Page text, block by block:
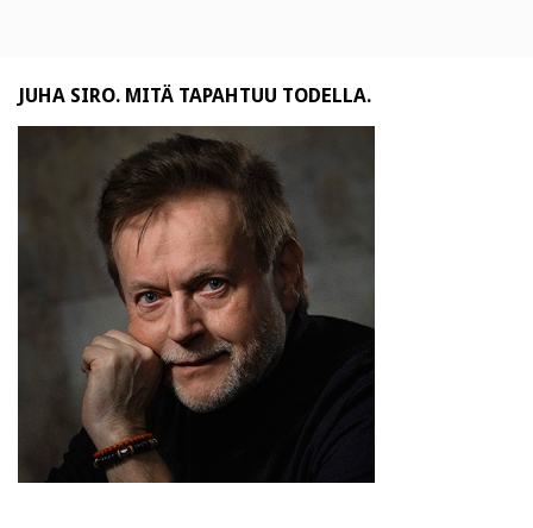
JUHA SIRO. MITÄ TAPAHTUU TODELLA.